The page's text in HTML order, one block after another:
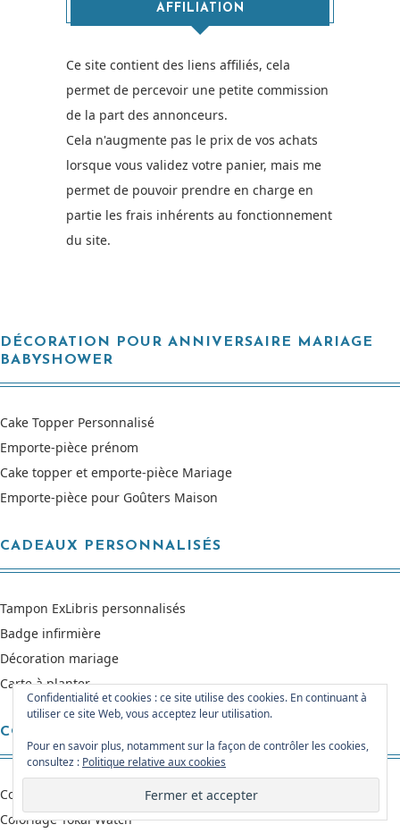
AFFILIATION
Ce site contient des liens affiliés, cela
permet de percevoir une petite commission
de la part des annonceurs.
Cela n'augmente pas le prix de vos achats
lorsque vous validez votre panier, mais me
permet de pouvoir prendre en charge en
partie les frais inhérents au fonctionnement
du site.
DÉCORATION POUR ANNIVERSAIRE MARIAGE
BABYSHOWER
Cake Topper Personnalisé
Emporte-pièce prénom
Cake topper et emporte-pièce Mariage
Emporte-pièce pour Goûters Maison
CADEAUX PERSONNALISÉS
Tampon ExLibris personnalisés
Badge infirmière
Décoration mariage
Carte à planter
COLORIAGES GRATUITS
Coloriage Personnalisé avec prénom
Coloriage Yokai Watch
Confidentialité et cookies : ce site utilise des cookies. En continuant à
utiliser ce site Web, vous acceptez leur utilisation.
Pour en savoir plus, notamment sur la façon de contrôler les cookies,
consultez : Politique relative aux cookies